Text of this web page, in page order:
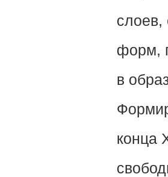
слоев,
форм,
в
конца